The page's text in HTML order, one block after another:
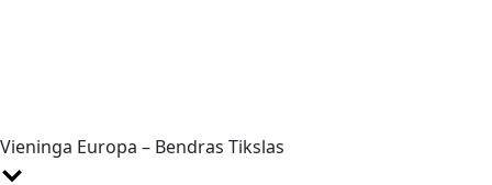
Vieninga Europa – Bendras Tikslas